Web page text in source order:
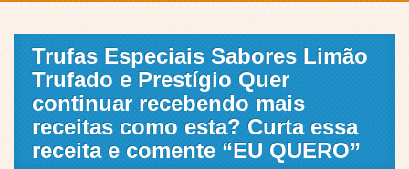
Trufas Especiais Sabores Limão
Trufado e Prestígio Quer
continuar recebendo mais
receitas como esta? Curta essa
receita e comente “EU QUERO”